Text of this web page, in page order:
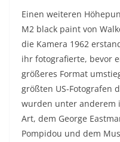
Einen weiteren
M2 black paint von
die Kamera 1962
ihr fotografierte, bevor
größeres Format
größten US-Fotografen
wurden unter anderem
Art, dem George
Pompidou und dem